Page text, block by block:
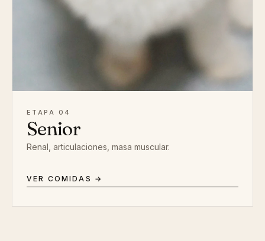
ETAPA 04
Senior
Renal, articulaciones, masa muscular.
VER COMIDAS →